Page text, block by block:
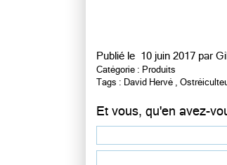
Publié le 10 juin 2017 par
Catégorie : Produits
Tags : David Hervé ,
Et vous, qu'en avez-